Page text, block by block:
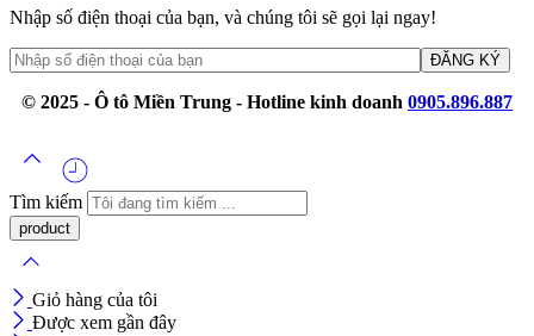
Nhập số điện thoại của bạn, và chúng tôi sẽ gọi lại ngay!
© 2025 - Ô tô Miền Trung - Hotline kinh doanh 0905.896.887
Tìm kiếm
Giỏ hàng của tôi
Được xem gần đây